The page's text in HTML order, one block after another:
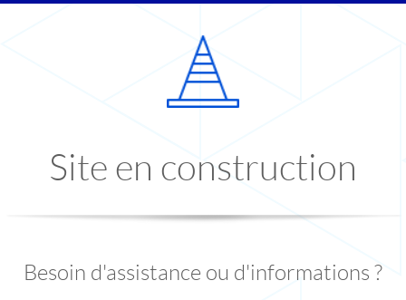
Site en construction
Besoin d'assistance ou d'informations ?